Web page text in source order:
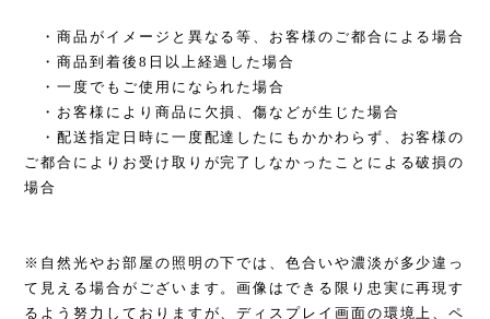
・商品がイメージと異なる等、お客様のご都合による場合
・商品到着後8日以上経過した場合
・一度でもご使用になられた場合
・お客様により商品に欠損、傷などが生じた場合
・配送指定日時に一度配達したにもかかわらず、お客様の
ご都合によりお受け取りが完了しなかったことによる破損の
場合
※自然光やお部屋の照明の下では、色合いや濃淡が多少違っ
て見える場合がございます。画像はできる限り忠実に再現す
るよう努力しておりますが、ディスプレイ画面の環境上、ペ